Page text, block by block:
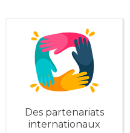
Des partenariats
internationaux